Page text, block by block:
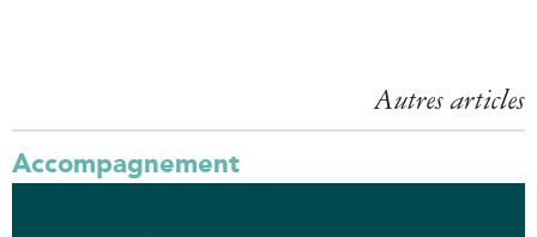
s
Autres articles
Accompagnement